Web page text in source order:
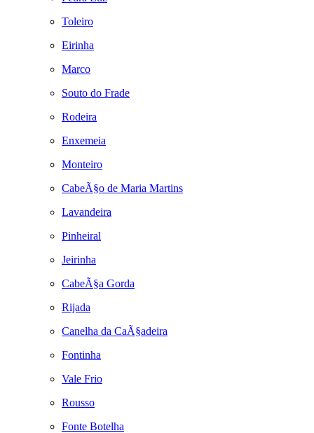
Toleiro
Eirinha
Marco
Souto do Frade
Rodeira
Enxemeia
Monteiro
CabeÃ§o de Maria Martins
Lavandeira
Pinheiral
Jeirinha
CabeÃ§a Gorda
Rijada
Canelha da CaÃ§adeira
Fontinha
Vale Frio
Rousso
Fonte Botelha